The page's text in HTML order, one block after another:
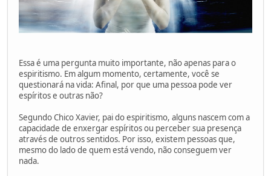
Essa é uma pergunta muito importante, não apenas para o
espiritismo. Em algum momento, certamente, você se
questionará na vida: Afinal, por que uma pessoa pode ver
espíritos e outras não?
Segundo Chico Xavier, pai do espiritismo, alguns nascem com a
capacidade de enxergar espíritos ou perceber sua presença
através de outros sentidos. Por isso, existem pessoas que,
mesmo do lado de quem está vendo, não conseguem ver
nada.